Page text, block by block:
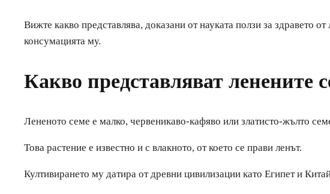
Вижте какво представлява, доказани от науката ползи за здравето
консумацията му.
Какво представляват ленените
Лененото семе е малко, червеникаво-кафяво или златисто-жълто
Това растение е известно и с влакното, от което се прави ленът.
Култивирането му датира от древни цивилизации като Египет и